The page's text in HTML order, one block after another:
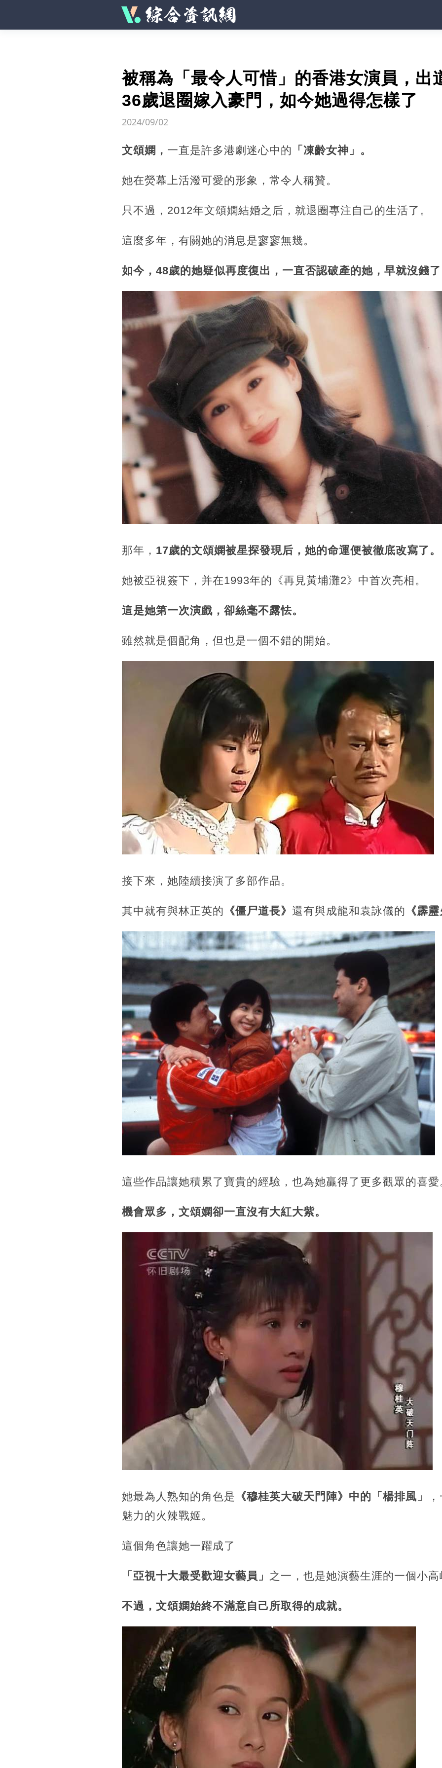
被稱為「最令人可惜」的香港女演員，出
36歲退圈嫁入豪門，如今她過得怎樣了
2024/09/02
文頌嫻， 一直是許多港劇迷心中的 「凍齡女神」。
她在熒幕上活潑可愛的形象，常令人稱贊。
只不過，2012年文頌嫻結婚之后，就退圈專注自己的生活了。
這麼多年，有關她的消息是寥寥無幾。
如今，48歲的她疑似再度復出，一直否認破產的她，早就沒錢
那年， 17歲的文頌嫻被星探發現后，她的命運便被徹底改寫了。
她被亞視簽下，并在1993年的《再見黃埔灘2》中首次亮相。
這是她第一次演戲，卻絲毫不露怯。
雖然就是個配角，但也是一個不錯的開始。
接下來，她陸續接演了多部作品。
其中就有與林正英的 《僵尸道長》 還有與成龍和袁詠儀的 《霹
這些作品讓她積累了寶貴的經驗，也為她贏得了更多觀眾的喜愛
機會眾多，文頌嫻卻一直沒有大紅大紫。
她最為人熟知的角色是 《穆桂英大破天門陣》中的「楊排風」
魅力的火辣戰姬。
這個角色讓她一躍成了
「亞視十大最受歡迎女藝員」 之一，也是她演藝生涯的一個小
不過，文頌嫻始終不滿意自己所取得的成就。